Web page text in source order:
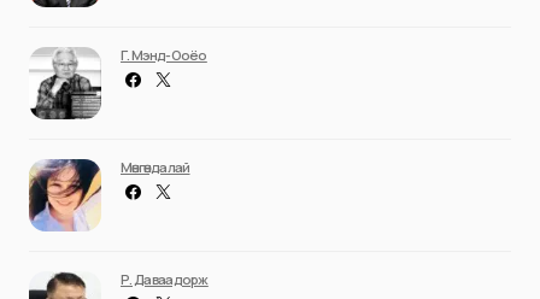
Г. Мэнд-Ооёо
Мөнгөндалай
Р. Даваадорж